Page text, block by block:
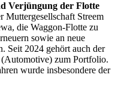
Verjüngung der Flotte
Streem
die Waggon-Flotte zu
sowie an neue
Seit 2024 gehört auch der
zum Portfolio.
wurde insbesondere der